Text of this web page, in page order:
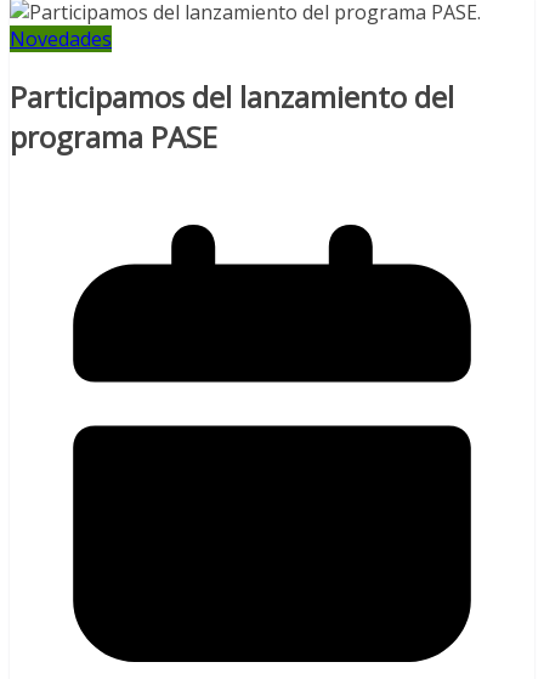
Novedades
Participamos del lanzamiento del
programa PASE